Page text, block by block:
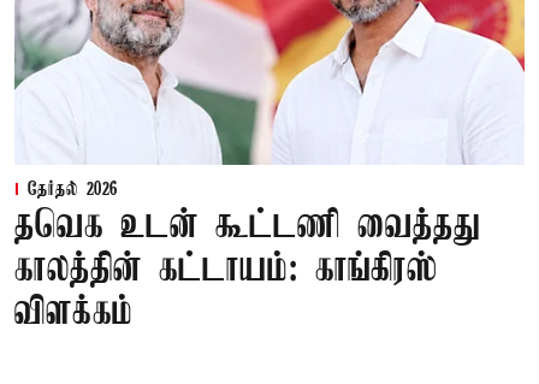
தேர்தல் 2026
தவெக உடன் கூட்டணி வைத்தது
காலத்தின் கட்டாயம்: காங்கிரஸ்
விளக்கம்